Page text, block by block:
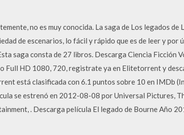
no es muy conocida. La saga de Los legados de
de escenarios, lo fácil y rápido que es de leer y por
saga consta de 27 libros. Descarga Ciencia Ficción
Full HD 1080, 720, registrate ya en Elitetorrent y
está clasificada con 6.1 puntos sobre 10 en IMDb
se estrenó en 2012-08-08 por Universal Pictures,
. Descarga película El legado de Bourne Año